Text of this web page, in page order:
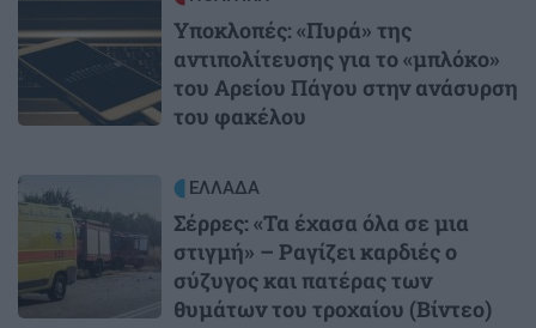
Υποκλοπές: «Πυρά» της
αντιπολίτευσης για το «μπλόκο»
του Αρείου Πάγου στην ανάσυρση
του φακέλου
Image ΕΛΛΑΔΑ
Σέρρες: «Τα έχασα όλα σε μια
στιγμή» – Ραγίζει καρδιές ο
σύζυγος και πατέρας των
θυμάτων του τροχαίου (Βίντεο)